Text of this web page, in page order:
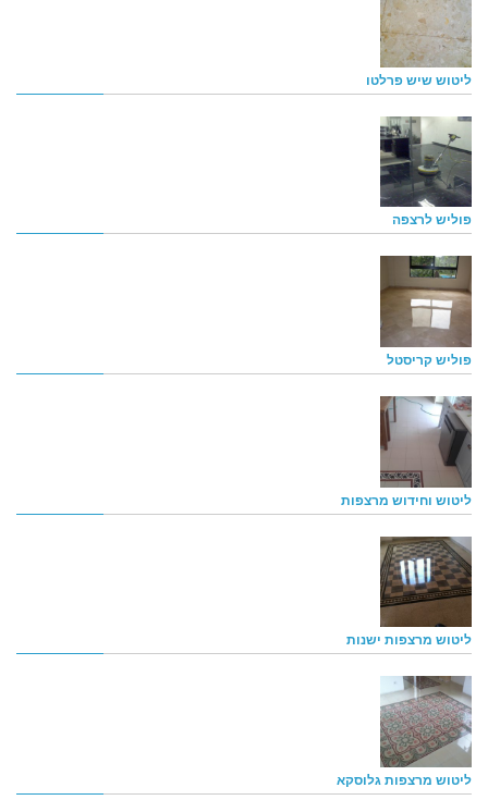
ליטוש שיש פרלטו
פוליש לרצפה
פוליש קריסטל
ליטוש וחידוש מרצפות
ליטוש מרצפות ישנות
ליטוש מרצפות גלוסקא